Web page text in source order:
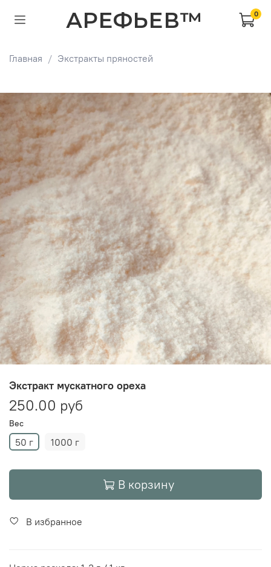
АРЕФЬЕВ™ 0
Главная Экстракты пряностей
Экстракт мускатного ореха
250.00 руб
Вес
50 г 1000 г
В корзину
В избранное